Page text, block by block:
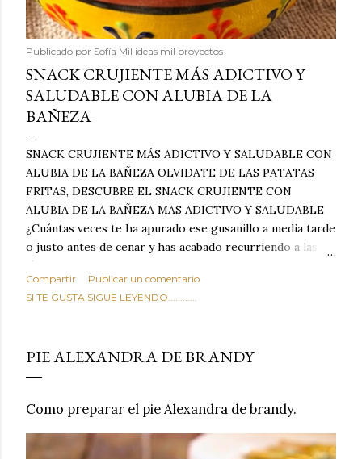
Publicado por Sofía Mil ideas mil proyectos
SNACK CRUJIENTE MÁS ADICTIVO Y
SALUDABLE CON ALUBIA DE LA
BAÑEZA
SNACK CRUJIENTE MÁS ADICTIVO Y SALUDABLE CON
ALUBIA DE LA BAÑEZA OLVIDATE DE LAS PATATAS
FRITAS, DESCUBRE EL SNACK CRUJIENTE CON
ALUBIA DE LA BAÑEZA MAS ADICTIVO Y SALUDABLE
¿Cuántas veces te ha apurado ese gusanillo a media tarde
o justo antes de cenar y has acabado recurriendo a las
típicas patatas de bolsa, frutos secos fritos o snacks
ultraprocesados llenos de grasas saturadas y sodio?
Todos hemos estado ahí. Sin embargo, cuidarse no tiene
satisface. Estas alubias crujientes al horno van a cambiar
por completo tu forma de ver las legumbres. Olvídate de
copiosos de invierno. Con esta receta simple pero
revolucionaria, transformaremos un ingrediente tan
humilde como la alubia de La Bañeza en un snack ligero,
Compartir
Publicar un comentario
SI TE GUSTA SIGUE LEYENDO............
PIE ALEXANDRA DE BRANDY
Como preparar el pie Alexandra de brandy.